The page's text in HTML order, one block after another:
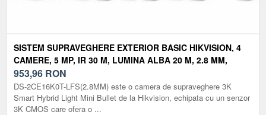
SISTEM SUPRAVEGHERE EXTERIOR BASIC HIKVISION, 4
CAMERE, 5 MP, IR 30 M, LUMINA ALBA 20 M, 2.8 MM,
MICROFON
953,96 RON
DS-2CE16K0T-LFS(2.8MM) este o camera de supraveghere 3K
Smart Hybrid Light Mini Bullet de la Hikvision, echipata cu un senzor
3K CMOS care ofera o ...